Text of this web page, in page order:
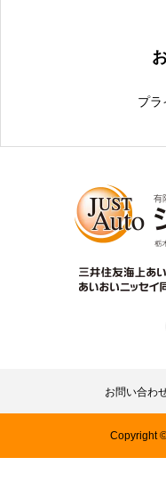
プラ
お問い合わ
Copyright